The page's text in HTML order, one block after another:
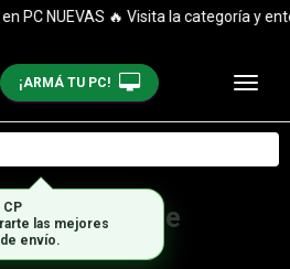
PC NUEVAS 🔥 Visita la categoría y
¡ARMÁ TU PC!
no disponible
CP
las mejores
envío.